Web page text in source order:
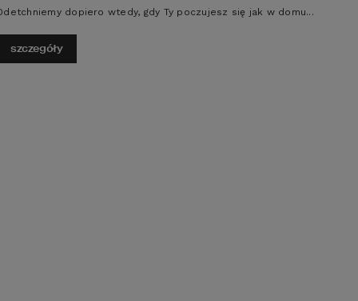
dopiero wtedy, gdy Ty poczujesz się jak w domu...
szczegóły
bram garażowych LPU 42 z
betonu lub innych materiałów. W
ta umożliwia także realizację
słojów drewna. Dzięki temu
sześć nowych dekorów stwarza
cenimy architekturę z wyrazistymi,
pokryta ciemnobrunatnym, stylowym
beżu takie jak Świerk czy Malt